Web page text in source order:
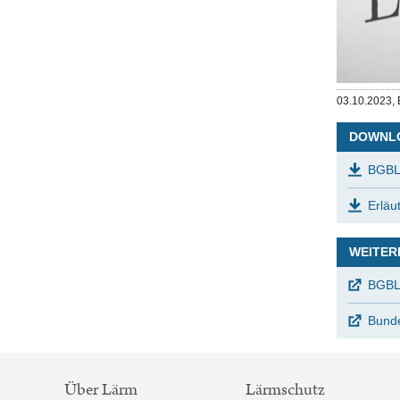
Veröffentlicht
03.10.2023,
SITEMAP-
Über Lärm Lärmschutz